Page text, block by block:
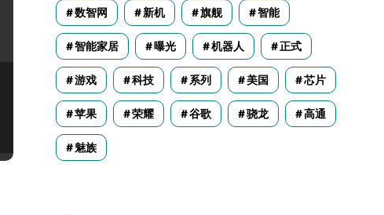
数智网 新机 旗舰 智能
智能家居 曝光 机器人 正式
游戏 科技 系列 美国 芯片
苹果 荣耀 谷歌 骁龙 高通
魅族